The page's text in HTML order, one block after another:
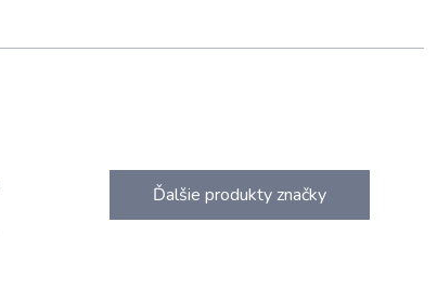
Ďalšie produkty značky